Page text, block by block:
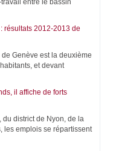
entre le bassin
résultats 2012-2013 de
Genève est la deuxième
et devant
il affiche de forts
du district de Nyon, de la
les emplois se répartissent